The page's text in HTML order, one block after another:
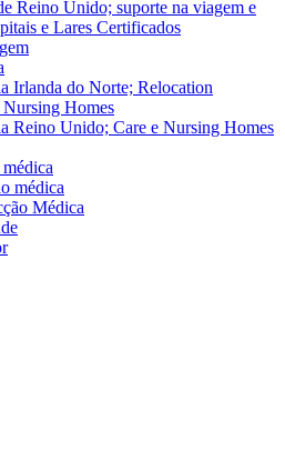
Reino Unido; suporte na viagem e
e Lares Certificados
Irlanda do Norte; Relocation
Nursing Homes
Reino Unido; Care e Nursing Homes
médica
Médica